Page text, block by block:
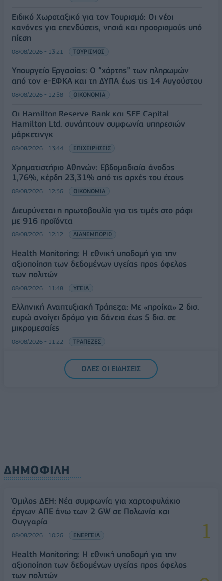
Ειδικό Χωροταξικό για τον Τουρισμό: Οι νέοι
κανόνες για επενδύσεις, νησιά και προορισμούς υπό
πίεση
08/08/2026 - 13:21 ΤΟΥΡΙΣΜΟΣ
Υπουργείο Εργασίας: Ο “χάρτης” των πληρωμών
από τον e-ΕΦΚΑ και τη ΔΥΠΑ έως τις 14 Αυγούστου
08/08/2026 - 12:58 ΟΙΚΟΝΟΜΙΑ
Οι Hamilton Reserve Bank και SEE Capital
Hamilton Ltd. συνάπτουν συμφωνία υπηρεσιών
μάρκετινγκ
08/08/2026 - 13:44 ΕΠΙΧΕΙΡΗΣΕΙΣ
Χρηματιστήριο Αθηνών: Εβδομαδιαία άνοδος
1,76%, κέρδη 23,31% από τις αρχές του έτους
08/08/2026 - 12:36 ΟΙΚΟΝΟΜΙΑ
Διευρύνεται η πρωτοβουλία για τις τιμές στο ράφι
με 916 προϊόντα
08/08/2026 - 12:12 ΛΙΑΝΕΜΠΟΡΙΟ
Health Monitoring: Η εθνική υποδομή για την
αξιοποίηση των δεδομένων υγείας προς όφελος
των πολιτών
08/08/2026 - 11:48 ΥΓΕΙΑ
Ελληνική Αναπτυξιακή Τράπεζα: Με «προίκα» 2 δισ.
ευρώ ανοίγει δρόμο για δάνεια έως 5 δισ. σε
μικρομεσαίες
08/08/2026 - 11:22 ΤΡΑΠΕΖΕΣ
5G παντού, 6G στον ορίζοντα: Πού βρίσκεται η
Ελλάδα στη μεγάλη τεχνολογική μετάβαση
ΟΛΕΣ ΟΙ ΕΙΔΗΣΕΙΣ
ΔΗΜΟΦΙΛΗ
Όμιλος ΔΕΗ: Νέα συμφωνία για χαρτοφυλάκιο
έργων ΑΠΕ άνω των 2 GW σε Πολωνία και
Ουγγαρία
08/08/2026 - 10:26 ΕΝΕΡΓΕΙΑ
Health Monitoring: Η εθνική υποδομή για την
αξιοποίηση των δεδομένων υγείας προς όφελος
των πολιτών